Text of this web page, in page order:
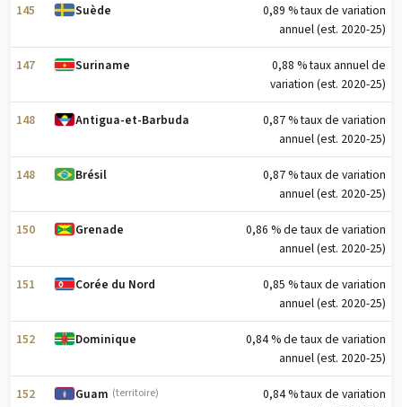
145 Suède
0,89 % taux de variation
annuel (est. 2020-25)
147 Suriname
0,88 % taux annuel de
variation (est. 2020-25)
148 Antigua-et-Barbuda
0,87 % taux de variation
annuel (est. 2020-25)
148 Brésil
0,87 % taux de variation
annuel (est. 2020-25)
150 Grenade
0,86 % de taux de variation
annuel (est. 2020-25)
151 Corée du Nord
0,85 % taux de variation
annuel (est. 2020-25)
152 Dominique
0,84 % de taux de variation
annuel (est. 2020-25)
152 Guam (territoire)
0,84 % taux de variation